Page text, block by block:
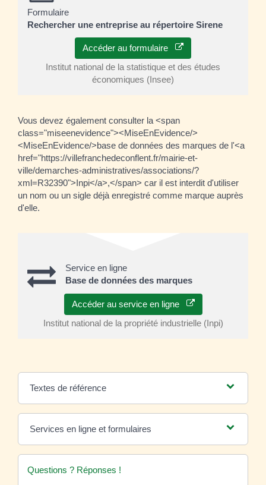
Formulaire
Rechercher une entreprise au répertoire Sirene
Accéder au formulaire
Institut national de la statistique et des études
économiques (Insee)
Vous devez également consulter la <span
class="miseenevidence"><MiseEnEvidence/>
<MiseEnEvidence/>base de données des marques de l'<a
href="https://villefranchedeconflent.fr/mairie-et-
ville/demarches-administratives/associations/?
xml=R32390">Inpi</a>,</span> car il est interdit d'utiliser
un nom ou un sigle déjà enregistré comme marque auprès
d'elle.
Service en ligne
Base de données des marques
Accéder au service en ligne
Institut national de la propriété industrielle (Inpi)
Textes de référence
Services en ligne et formulaires
Questions ? Réponses !